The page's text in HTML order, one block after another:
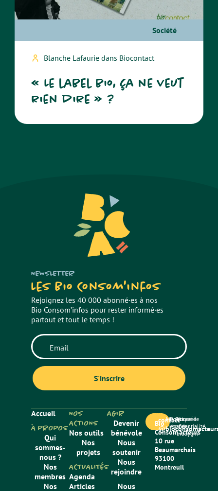
Société
Blanche Lafaurie dans Biocontact
« Le label bio, ça ne veut
rien dire » ?
NEWSLETTER
Les Bio Consom'infos
Rejoignez les 40 000 abonné·es à nos
Bio Consom’infos pour rester informé·es
partout et tout le temps !
Accueil
À PROPOS
Qui
sommes-
nous ?
Nos
membres
Nos
NOS
ACTIONS
Nos outils
Nos
projets
ACTUALITÉS
Agenda
Articles
AGIR
Devenir
bénévole
Nous
soutenir
Nous
rejoindre
Nous
Bio
Consom’acteurs
10 rue
Beaumarchais
93100
Montreuil
contact
Mentions
légales
Politique de
confidentialité
Site créé
par
Paradygm